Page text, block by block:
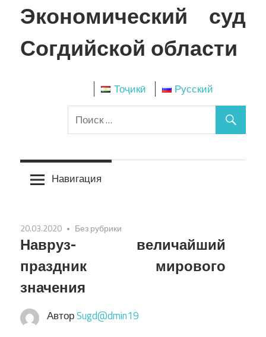
Перейти
к
Экономический суд
Согдийской области
Тоҷикӣ Русский
Навигация
20.03.2020 Без рубрики
Навруз- величайший
праздник мирового
значения
АвторSugd@dmin19